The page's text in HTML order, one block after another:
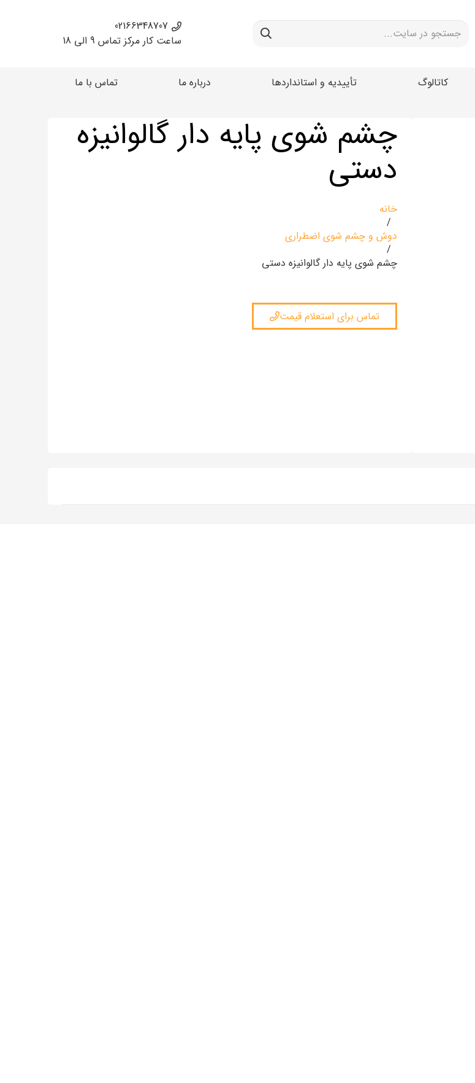
02166348707
ساعت کار مرکز تماس 9 الی 18
کاتالوگ تأییدیه و استانداردها درباره ما تماس با ما
چشم شوی پایه دار گالوانیزه
دستی
خانه
/
دوش و چشم شوی اضطراری
/
چشم شوی پایه دار گالوانیزه دستی
تماس برای استعلام قیمت